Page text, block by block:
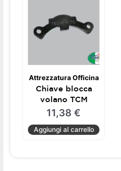
Attrezzatura Officina
Chiave blocca
volano TCM
11,38€
Aggiungi al carrello